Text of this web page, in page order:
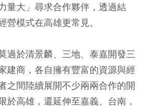
量大」尋求合作夥伴，透過結
營模式在高雄更常見。
過於清景麟、三地、泰嘉開發三
建商，各自擁有豐富的資源與經
之間陸續展開不少兩兩合作的開
於高雄，還延伸至嘉義、台南，